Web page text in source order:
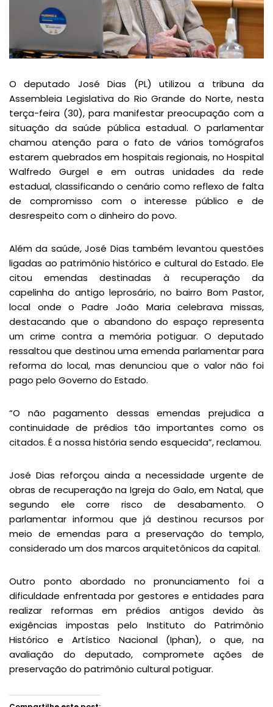
O deputado José Dias (PL) utilizou a tribuna da
Assembleia Legislativa do Rio Grande do Norte, nesta
terça-feira (30), para manifestar preocupação com a
situação da saúde pública estadual. O parlamentar
chamou atenção para o fato de vários tomógrafos
estarem quebrados em hospitais regionais, no Hospital
Walfredo Gurgel e em outras unidades da rede
estadual, classificando o cenário como reflexo de falta
de compromisso com o interesse público e de
desrespeito com o dinheiro do povo.
Além da saúde, José Dias também levantou questões
ligadas ao patrimônio histórico e cultural do Estado. Ele
citou emendas destinadas à recuperação da
capelinha do antigo leprosário, no bairro Bom Pastor,
local onde o Padre João Maria celebrava missas,
destacando que o abandono do espaço representa
um crime contra a memória potiguar. O deputado
ressaltou que destinou uma emenda parlamentar para
reforma do local, mas denunciou que o valor não foi
pago pelo Governo do Estado.
“O não pagamento dessas emendas prejudica a
continuidade de prédios tão importantes como os
citados. É a nossa história sendo esquecida”, reclamou.
José Dias reforçou ainda a necessidade urgente de
obras de recuperação na Igreja do Galo, em Natal, que
segundo ele corre risco de desabamento. O
parlamentar informou que já destinou recursos por
meio de emendas para a preservação do templo,
considerado um dos marcos arquitetônicos da capital.
Outro ponto abordado no pronunciamento foi a
dificuldade enfrentada por gestores e entidades para
realizar reformas em prédios antigos devido às
exigências impostas pelo Instituto do Patrimônio
Histórico e Artístico Nacional (Iphan), o que, na
avaliação do deputado, compromete ações de
preservação do patrimônio cultural potiguar.